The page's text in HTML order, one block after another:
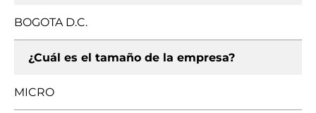
BOGOTA D.C.
¿Cuál es el tamaño de la empresa?
MICRO